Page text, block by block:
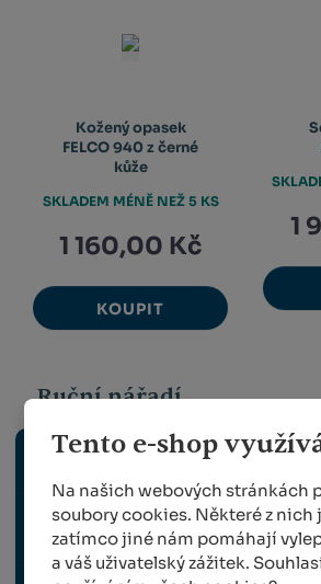
Tento e-shop
Na našich webových stránkách
soubory cookies. Některé z nich
zatímco jiné nám pomáhají
a váš uživatelský zážitek.
Kožený opasek
FELCO 940 z černé
kůže
1 160,00 Kč
KOUPIT
SKLADEM MÉNĚ NEŽ 5 KS
1
Ruční nářadí
NŮŽKY A ELEKTRICKÉ NÁŘADÍ
PILKY